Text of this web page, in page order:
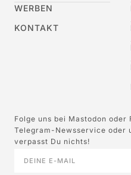
WERBEN
KONTAKT
Folge uns bei Mastodon
Telegram-Newsservice oder
verpasst Du nichts!